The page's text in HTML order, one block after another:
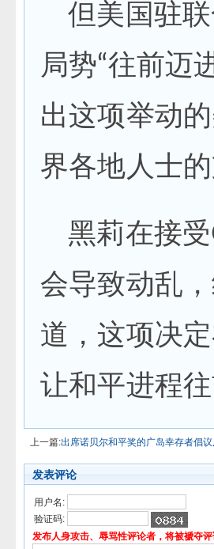
但美国驻
局势“往前迈
出这项举动
界各地人士的
黑莉在接
会导致动乱
道，这项决
让和平进程
上一篇:出席诺贝尔和平奖的广岛幸存者倡
发表评论
用户名:
验证码:
发布人身攻击、辱骂性评论者，将被褫夺评